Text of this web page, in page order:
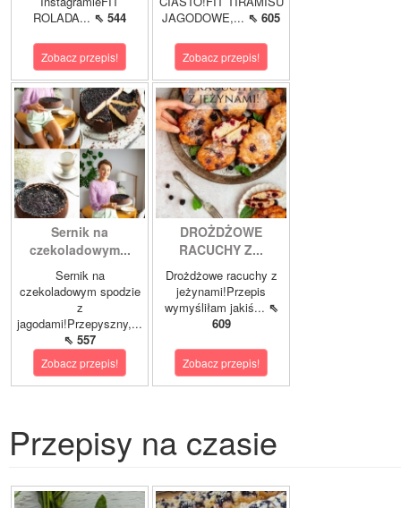
ROLADA... ⇖ 544
Zobacz przepis!
JAGODOWE,... ⇖ 605
Zobacz przepis!
Sernik na
czekoladowym...
Sernik na
czekoladowym spodzie
z
jagodami!Przepyszny,...
⇖ 557
Zobacz przepis!
DROŻDŻOWE
RACUCHY Z...
Drożdżowe racuchy z
jeżynami!Przepis
wymyśliłam jakiś... ⇖
609
Zobacz przepis!
Przepisy na czasie